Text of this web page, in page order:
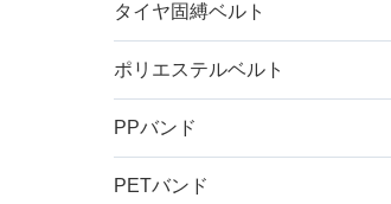
タイヤ固縛ベルト
ポリエステルベルト
PPバンド
PETバンド